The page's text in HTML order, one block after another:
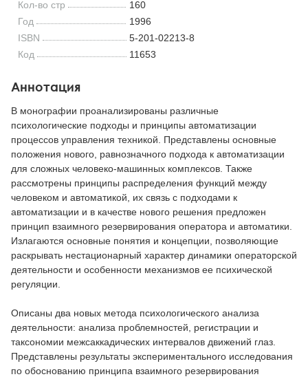
Кол-во стр
160
Год
1996
ISBN
5-201-02213-8
Код
11653
Аннотация
В монографии проанализированы различные
психологические подходы и принципы автоматизации
процессов управления техникой. Представлены основные
положения нового, равнозначного подхода к автоматизации
для сложных человеко-машинных комплексов. Также
рассмотрены принципы распределения функций между
человеком и автоматикой, их связь с подходами к
автоматизации и в качестве нового решения предложен
принцип взаимного резервирования оператора и автоматики.
Излагаются основные понятия и концепции, позволяющие
раскрывать нестационарный характер динамики операторской
деятельности и особенности механизмов ее психической
регуляции.
Описаны два новых метода психологического анализа
деятельности: анализа проблемностей, регистрации и
таксономии межсаккадических интервалов движений глаз.
Представлены результаты экспериментального исследования
по обоснованию принципа взаимного резервирования